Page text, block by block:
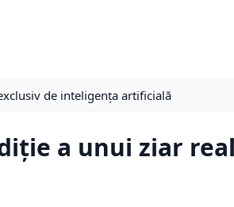
de inteligența artificială
a unui ziar